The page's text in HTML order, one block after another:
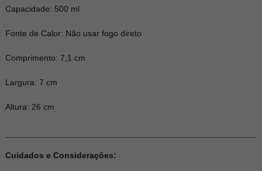
Capacidade: 500 ml
Fonte de Calor: Não usar fogo direto
Comprimento: 7,1 cm
Largura: 7 cm
Altura: 26 cm
Cuidados e Considerações: